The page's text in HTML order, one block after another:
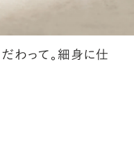
わって。細身に仕